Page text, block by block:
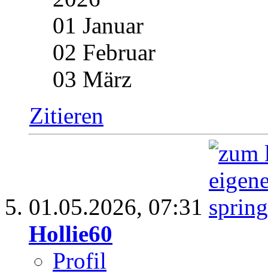
01 Januar
02 Februar
03 März
Zitieren
01.05.2026, 07:31
Hollie60
Profil